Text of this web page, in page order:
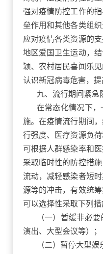
强对疫情防控工作的
垒作用和其他各类组
应对疫情各类资源的
地区爱国卫生运动，
颖、农村居民喜闻乐
认识新冠病毒危害，提
九、流行期间紧急
在常态化情况下
施。在疫情流行期间
行强度、医疗资源负
可根据人群感染率和
采取临时性的防控措
流动，减轻感染者短
源等的冲击，有效统
可以选择性采取下列措
（一）暂缓非必
演出、大型会议等）；
（二）暂停大型娱